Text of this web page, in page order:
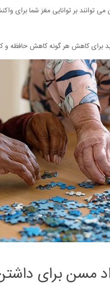
توانند بر توانایی مغز شما برای
کاهش هر گونه کاهش حافظه و
مسن برای